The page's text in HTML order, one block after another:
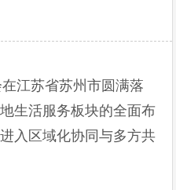
江苏省苏州市圆满落
生活服务板块的全面布
入区域化协同与多方共